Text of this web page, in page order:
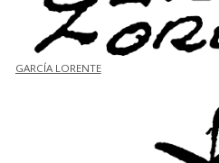
GARCÍA LORENTE